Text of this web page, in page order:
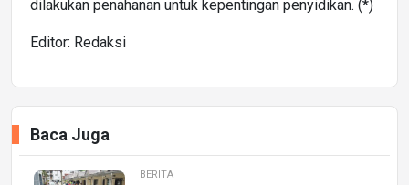
dilakukan penahanan untuk kepentingan penyidikan. (*)
Editor: Redaksi
Baca Juga
BERITA